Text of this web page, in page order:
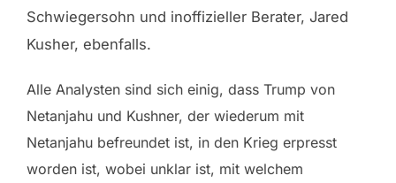
Schwiegersohn und inoffizieller Berater, Jared
Kusher, ebenfalls.
Alle Analysten sind sich einig, dass Trump von
Netanjahu und Kushner, der wiederum mit
Netanjahu befreundet ist, in den Krieg erpresst
worden ist, wobei unklar ist, mit welchem